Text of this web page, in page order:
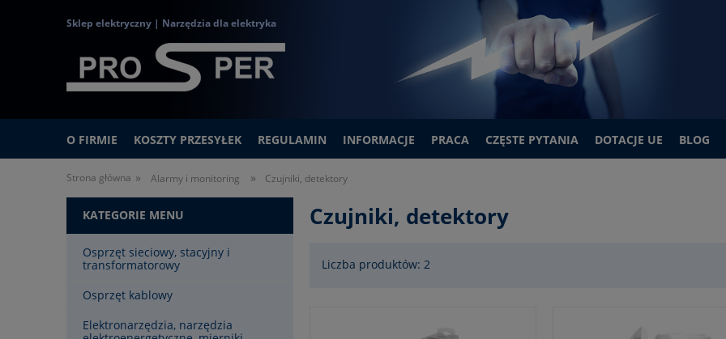
Sklep elektryczny | Narzędzia dla elektryka
O FIRMIE KOSZTY PRZESYŁEK REGULAMIN INFORMACJE PRACA CZĘSTE PYTANIA DOTACJE UE BLOG
Strona główna » Alarmy i monitoring » Czujniki, detektory
KATEGORIE MENU
Osprzęt sieciowy, stacyjny i
transformatorowy
Osprzęt kablowy
Elektronarzędzia, narzędzia
Czujniki, detektory
Liczba produktów: 2